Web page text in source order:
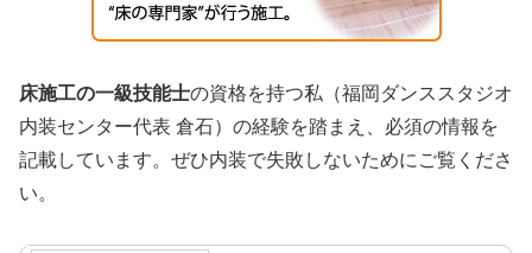
床施工の一級技能士の資格を持つ私（福岡ダンススタジオ
内装センター代表 倉石）の経験を踏まえ、必須の情報を
記載しています。ぜひ内装で失敗しないためにご覧くださ
い。